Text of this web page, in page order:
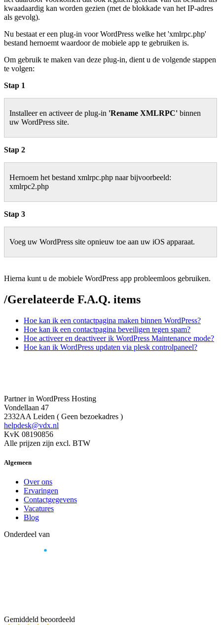
kwaadaardig kan worden gezien (met de blokkade van het IP-adres
als gevolg).
Nu bestaat er een plug-in voor WordPress welke het 'xmlrpc.php'
bestand hernoemt waardoor de mobiele app te gebruiken is.
Om gebruik te maken van deze plug-in, dient u de volgende stappen
te volgen:
Stap 1
Installeer en activeer de plug-in 'Rename XMLRPC' binnen
uw WordPress site.
Stap 2
Hernoem het bestand xmlrpc.php naar bijvoorbeeld:
xmlrpc2.php
Stap 3
Voeg uw WordPress site opnieuw toe aan uw iOS apparaat.
Hierna kunt u de mobiele WordPress app probleemloos gebruiken.
/Gerelateerde F.A.Q. items
Hoe kan ik een contactpagina maken binnen WordPress?
Hoe kan ik een contactpagina beveiligen tegen spam?
Hoe activeer en deactiveer ik WordPress Maintenance mode?
Hoe kan ik WordPress updaten via plesk controlpaneel?
Partner in WordPress Hosting
Vondellaan 47
2332AA Leiden ( Geen bezoekadres )
helpdesk@vdx.nl
KvK 08190856
Alle prijzen zijn excl. BTW
Algemeen
Over ons
Ervaringen
Contactgegevens
Vacatures
Blog
Onderdeel van
Gemiddeld beoordeeld